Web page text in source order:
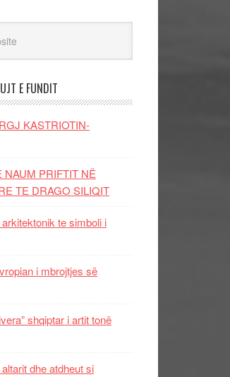
E FUNDIT
KASTRIOTIN-
NAUM PRIFTIT NË
TE DRAGO SILIQIT
te simboli i
i mbrojtjes së
shqiptar i artit tonë
dhe atdheut si